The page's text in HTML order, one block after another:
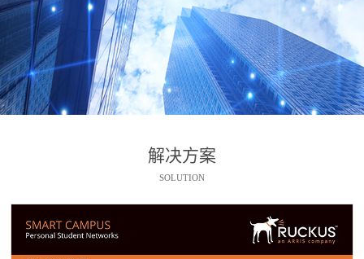
解决方案
SOLUTION